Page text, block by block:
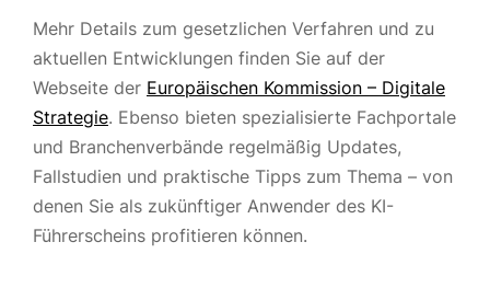
Mehr Details zum gesetzlichen Verfahren und zu
aktuellen Entwicklungen finden Sie auf der
Webseite der Europäischen Kommission – Digitale
Strategie. Ebenso bieten spezialisierte Fachportale
und Branchenverbände regelmäßig Updates,
Fallstudien und praktische Tipps zum Thema – von
denen Sie als zukünftiger Anwender des KI-
Führerscheins profitieren können.